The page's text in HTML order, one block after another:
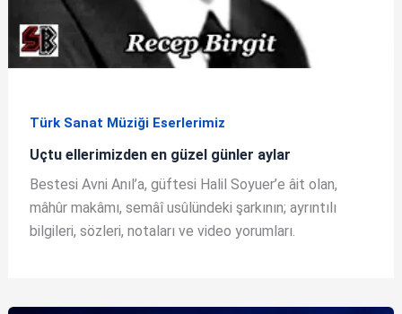
Türk Sanat Müziği Eserlerimiz
Uçtu ellerimizden en güzel günler aylar
Bestesi Avni Anıl’a, güftesi Halil Soyuer’e âit olan,
mâhûr makâmı, semâî usûlündeki şarkının; ayrıntılı
bilgileri, sözleri, notaları ve video yorumları.